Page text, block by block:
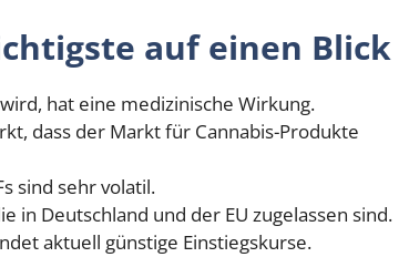
auf einen Blick
hat eine medizinische Wirkung.
dass der Markt für Cannabis-Produkte
sind sehr volatil.
in Deutschland und der EU zugelassen sind.
aktuell günstige Einstiegskurse.